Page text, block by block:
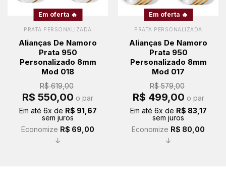
Em oferta 🔥
PRATA PERSONALIZADA
Alianças De Namoro
Prata 950
Personalizado 8mm
Mod 018
R$619,00
O
preço
era:
R$ 619,00.
R$ 550,00 preço
é:
o par
Em até 6x de R$ 91,67
sem juros
Economize R$ 69,00
↓
Em oferta 🔥
PRATA PERSONALIZADA
Alianças De Namoro
Prata 950
Personalizado 8mm
Mod 017
R$579,00
O
preço
era:
R$ 579,00.
R$ 499,00preço
é:
o par
Em até 6x de R$ 83,17
sem juros
Economize R$ 80,00
↓